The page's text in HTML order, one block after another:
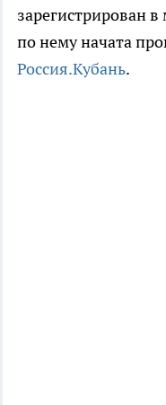
зарегистрирован
по нему начата
Россия.Кубань.